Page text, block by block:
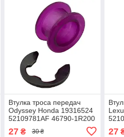
Втулка троса передач
Odyssey Honda 19316524
52109781AF 46790-1R200
EG2146500D 3382008020
27₴ 30 ₴ 27